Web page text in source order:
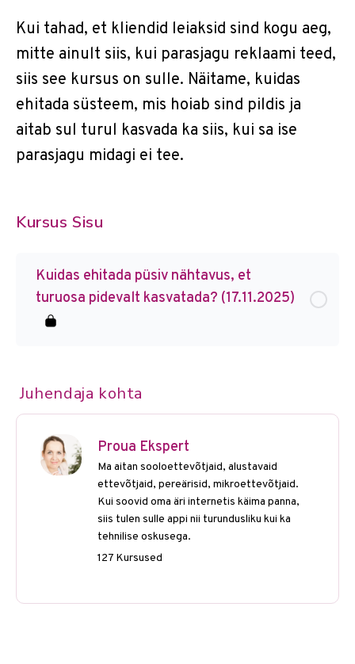
Kui tahad, et kliendid leiaksid sind kogu aeg,
mitte ainult siis, kui parasjagu reklaami teed,
siis see kursus on sulle. Näitame, kuidas
ehitada süsteem, mis hoiab sind pildis ja
aitab sul turul kasvada ka siis, kui sa ise
parasjagu midagi ei tee.
Kursus Sisu
Kuidas ehitada püsiv nähtavus, et
turuosa pidevalt kasvatada? (17.11.2025)
Juhendaja kohta
Proua Ekspert
Ma aitan sooloettevõtjaid, alustavaid
ettevõtjaid, pereärisid, mikroettevõtjaid.
Kui soovid oma äri internetis käima panna,
siis tulen sulle appi nii turundusliku kui ka
tehnilise oskusega.
127 Kursused